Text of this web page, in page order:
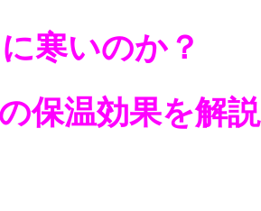
寒いのか？
保温効果を解説